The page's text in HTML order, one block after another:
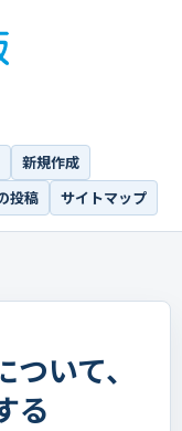
新規作成
投稿 サイトマップ
いて、
る